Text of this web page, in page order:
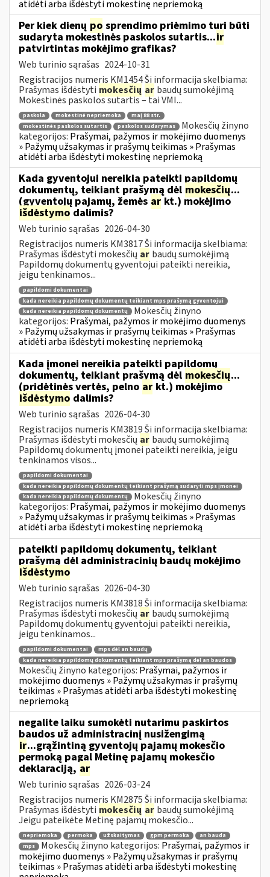
atidėti arba išdėstyti mokestinę nepriemoką
Per kiek dienų po sprendimo priėmimo turi būti
sudaryta mokestinės paskolos sutartis...ir
patvirtintas mokėjimo grafikas?
Web turinio sąrašas 2024-10-31
Registracijos numeris KM1454 Ši informacija skelbiama:
Prašymas išdėstyti mokesčių ar baudų sumokėjimą
Mokestinės paskolos sutartis – tai VMI...
paskola mokestinė nepriemoka
maį 88 str.
mokestinės paskolos sutartis
paskolos sudarymas
Mokesčių žinyno
kategorijos: Prašymai, pažymos ir mokėjimo duomenys
» Pažymų užsakymas ir prašymų teikimas » Prašymas
atidėti arba išdėstyti mokestinę nepriemoką
Kada gyventojui nereikia pateikti papildomų
dokumentų, teikiant prašymą dėl mokesčių...
(gyventojų pajamų, žemės ar kt.) mokėjimo
išdėstymo dalimis?
Web turinio sąrašas 2026-04-30
Registracijos numeris KM3817 Ši informacija skelbiama:
Prašymas išdėstyti mokesčių ar baudų sumokėjimą
Papildomų dokumentų gyventojui pateikti nereikia,
jeigu tenkinamos...
papildomi dokumentai
kada nereikia papildomų dokumentų teikiant mps prašymą gyventojui
kada nereikia papildomų dokumentų
Mokesčių žinyno
kategorijos: Prašymai, pažymos ir mokėjimo duomenys
» Pažymų užsakymas ir prašymų teikimas » Prašymas
atidėti arba išdėstyti mokestinę nepriemoką
Kada įmonei nereikia pateikti papildomų
dokumentų, teikiant prašymą dėl mokesčių...
(pridėtinės vertės, pelno ar kt.) mokėjimo
išdėstymo dalimis?
Web turinio sąrašas 2026-04-30
Registracijos numeris KM3819 Ši informacija skelbiama:
Prašymas išdėstyti mokesčių ar baudų sumokėjimą
Papildomų dokumentų įmonei pateikti nereikia, jeigu
tenkinamos visos...
papildomi dokumentai
kada nereikia papildomų dokumentų teikiant prašymą sudaryti mps įmonei
kada nereikia papildomų dokumentų
Mokesčių žinyno
kategorijos: Prašymai, pažymos ir mokėjimo duomenys
» Pažymų užsakymas ir prašymų teikimas » Prašymas
atidėti arba išdėstyti mokestinę nepriemoką
pateikti papildomų dokumentų, teikiant
prašymą dėl administracinių baudų mokėjimo
išdėstymo
Web turinio sąrašas 2026-04-30
Registracijos numeris KM3818 Ši informacija skelbiama:
Prašymas išdėstyti mokesčių ar baudų sumokėjimą
Papildomų dokumentų gyventojui pateikti nereikia,
jeigu tenkinamos...
papildomi dokumentai
mps dėl an baudų
kada nereikia papildomų dokumentų teikiant mps prašymą dėl an baudos
Mokesčių žinyno kategorijos: Prašymai, pažymos ir
mokėjimo duomenys » Pažymų užsakymas ir prašymų
teikimas » Prašymas atidėti arba išdėstyti mokestinę
nepriemoką
negalite laiku sumokėti nutarimu paskirtos
baudos už administracinį nusižengimą
ir...grąžintiną gyventojų pajamų mokesčio
permoką pagal Metinę pajamų mokesčio
deklaraciją, ar
Web turinio sąrašas 2026-03-24
Registracijos numeris KM2875 Ši informacija skelbiama:
Prašymas išdėstyti mokesčių ar baudų sumokėjimą
Jeigu pateikėte Metinę pajamų mokesčio...
nepriemoka permoka užskaitymas gpm permoka
an bauda
mps
Mokesčių žinyno kategorijos: Prašymai, pažymos ir
mokėjimo duomenys » Pažymų užsakymas ir prašymų
teikimas » Prašymas atidėti arba išdėstyti mokestinę